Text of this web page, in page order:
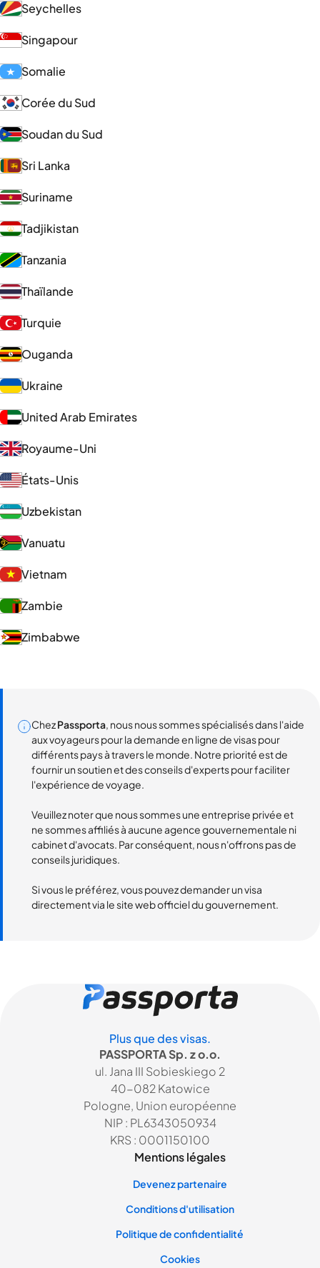
Seychelles
Singapour
Somalie
Corée du Sud
Soudan du Sud
Sri Lanka
Suriname
Tadjikistan
Tanzania
Thaïlande
Turquie
Ouganda
Ukraine
United Arab Emirates
Royaume-Uni
États-Unis
Uzbekistan
Vanuatu
Vietnam
Zambie
Zimbabwe
ChezPassporta, nous nous sommes spécialisés dans l'aide
aux voyageurs pour la demande en ligne de visas pour
différents pays à travers le monde. Notre priorité est de
fournir un soutien et des conseils d'experts pour faciliter
l'expérience de voyage.
Veuillez noter que nous sommes une entreprise privée et
ne sommes affiliés à aucune agence gouvernementale ni
cabinet d'avocats. Par conséquent, nous n'offrons pas de
conseils juridiques.
Si vous le préférez, vous pouvez demander un visa
directement via le site web officiel du gouvernement.
Plus que des visas.
PASSPORTA Sp. z o.o.
ul. Jana III Sobieskiego 2
40-082 Katowice
Pologne, Union européenne
NIP : PL6343050934
KRS : 0001150100
Mentions légales
Devenez partenaire
Conditions d'utilisation
Politique de confidentialité
Cookies